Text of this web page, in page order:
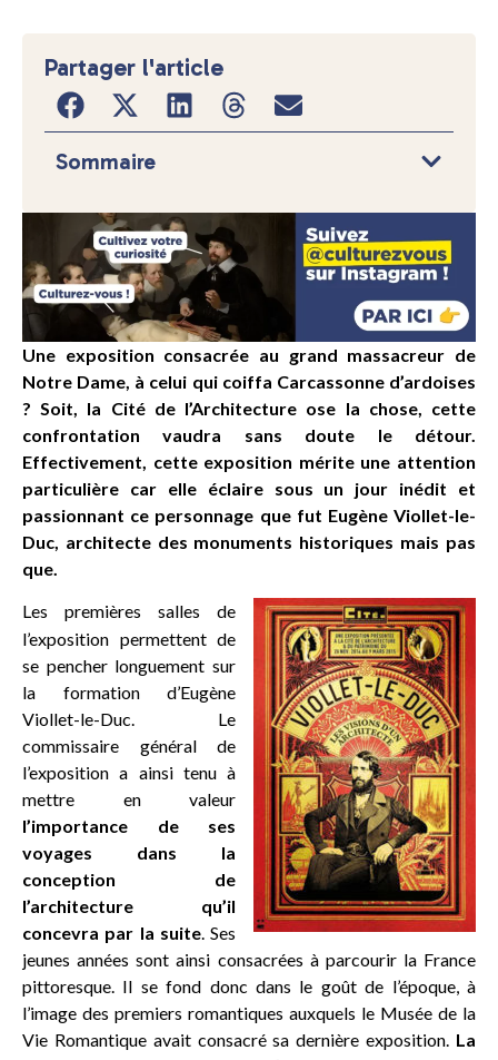
Une exposition consacrée au grand massacreur de
Notre Dame, à celui qui coiffa Carcassonne d’ardoises
? Soit, la Cité de l’Architecture ose la chose, cette
confrontation vaudra sans doute le détour.
Effectivement, cette exposition mérite une attention
particulière car elle éclaire sous un jour inédit et
passionnant ce personnage que fut Eugène Viollet-le-
Duc, architecte des monuments historiques mais pas
que.
Les premières salles de
l’exposition permettent de
se pencher longuement sur
la formation d’Eugène
Viollet-le-Duc. Le
commissaire général de
l’exposition a ainsi tenu à
mettre en valeur
l’importance de ses
voyages dans la
conception de
l’architecture qu’il
concevra par la suite. Ses
jeunes années sont ainsi consacrées à parcourir la France
pittoresque. Il se fond donc dans le goût de l’époque, à
l’image des premiers romantiques auxquels le Musée de la
Vie Romantique avait consacré sa dernière exposition. La
Partager l'article
Sommaire